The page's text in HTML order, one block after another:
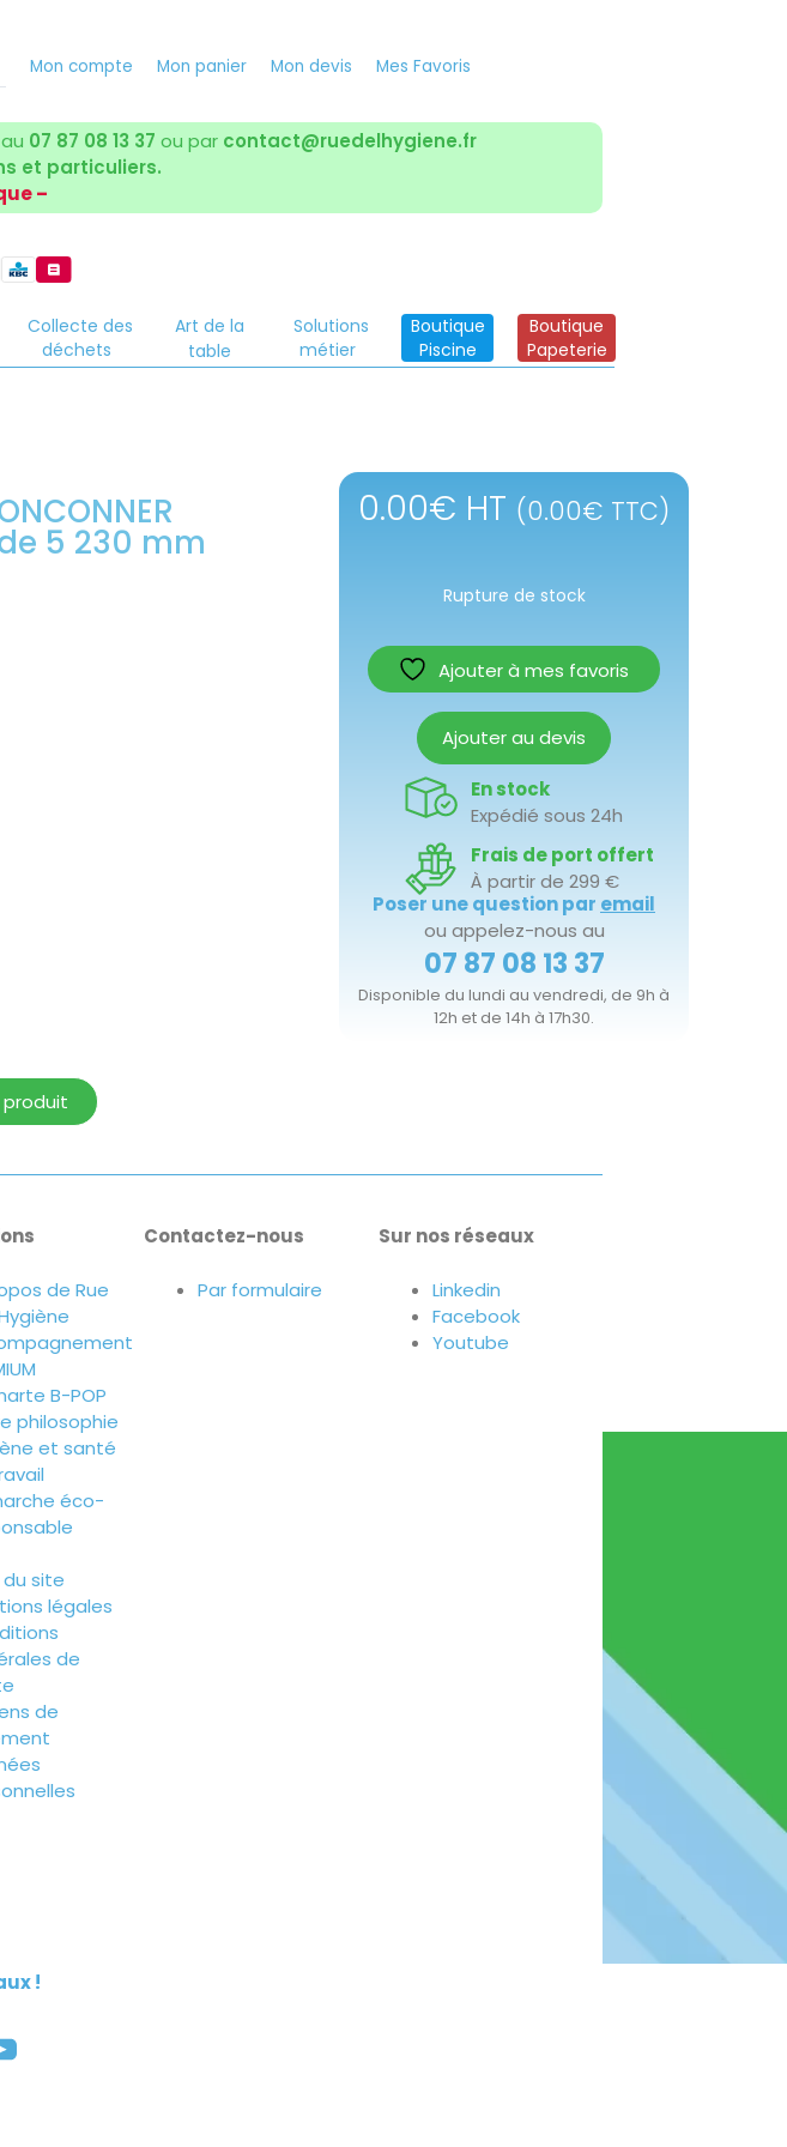
Mon compte Mon panier Mon devis Mes Favoris
07 87 08 13 37 ou par contact@ruedelhygiene.fr
et particuliers.
–
Collecte des
déchets
Art de la
table
Solutions
métier
Boutique
Piscine
Boutique
Papeterie
5 230 mm
0.00€ HT (0.00€ TTC)
Rupture de stock
Ajouter à mes favoris
Ajouter au devis
En stock
Expédié sous 24h
Frais de port offert
À partir de 299 €
Poser une question par email
ou appelez-nous au
07 87 08 13 37
Disponible du lundi au vendredi, de 9h à
12h et de 14h à 17h30.
de Rue
B-POP
philosophie
et santé
éco-
du site
légales
de
de
Contactez-nous
Par formulaire
Sur nos réseaux
Linkedin
Facebook
Youtube
!